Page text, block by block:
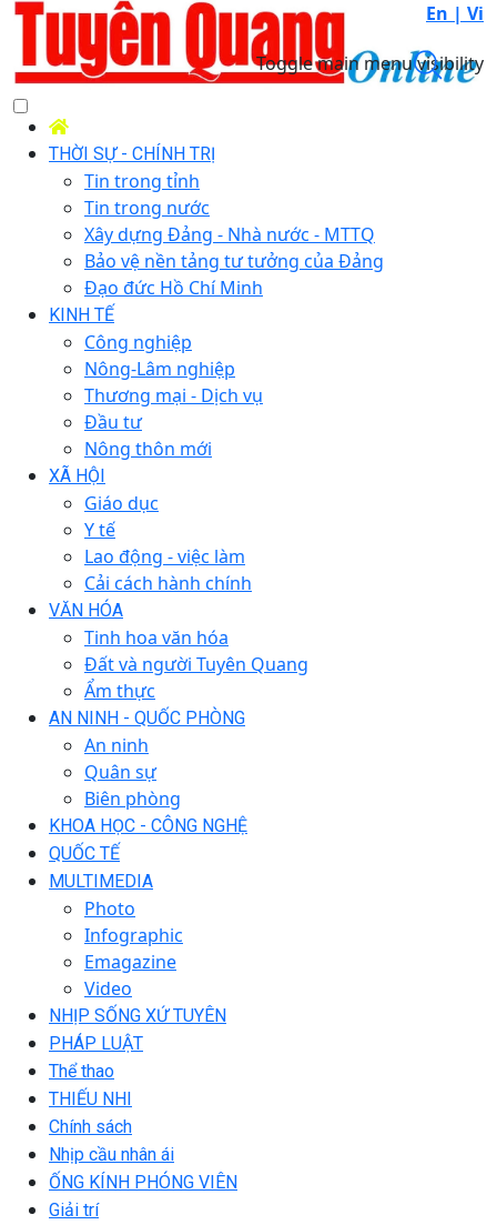
En | Vi
Toggle main menu visibility
THỜI SỰ - CHÍNH TRỊ
Tin trong tỉnh
Tin trong nước
Xây dựng Đảng - Nhà nước - MTTQ
Bảo vệ nền tảng tư tưởng của Đảng
Đạo đức Hồ Chí Minh
KINH TẾ
Công nghiệp
Nông-Lâm nghiệp
Thương mại - Dịch vụ
Đầu tư
Nông thôn mới
XÃ HỘI
Giáo dục
Y tế
Lao động - việc làm
Cải cách hành chính
VĂN HÓA
Tinh hoa văn hóa
Đất và người Tuyên Quang
Ẩm thực
AN NINH - QUỐC PHÒNG
An ninh
Quân sự
Biên phòng
KHOA HỌC - CÔNG NGHỆ
QUỐC TẾ
MULTIMEDIA
Photo
Infographic
Emagazine
Video
NHỊP SỐNG XỨ TUYÊN
PHÁP LUẬT
Thể thao
THIẾU NHI
Chính sách
Nhịp cầu nhân ái
ỐNG KÍNH PHÓNG VIÊN
Giải trí